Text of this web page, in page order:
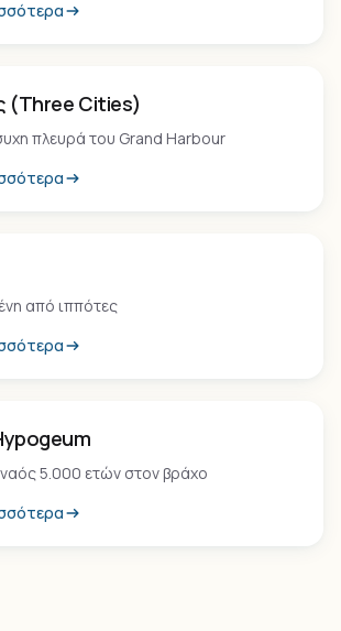
(Three Cities)
πλευρά του Grand Harbour
από ιππότες
5.000 ετών στον βράχο